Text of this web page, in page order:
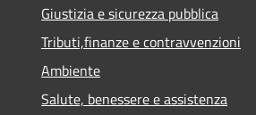
Giustizia e sicurezza pubblica
Tributi,finanze e contravvenzioni
Ambiente
Salute, benessere e assistenza